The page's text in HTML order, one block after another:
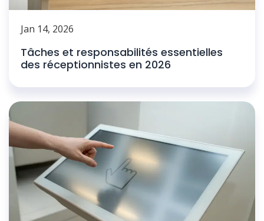
Jan 14, 2026
Tâches et responsabilités essentielles
des réceptionnistes en 2026